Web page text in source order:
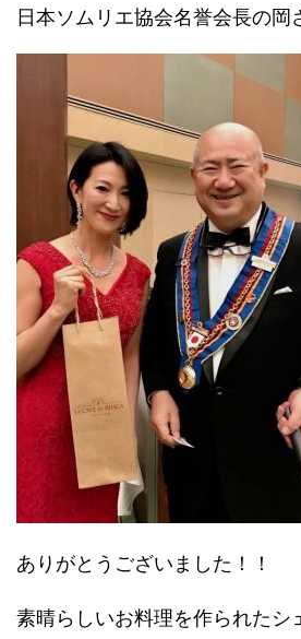
日本ソムリエ協会名誉会長の
ありがとうございました！！
素晴らしいお料理を作られたシ